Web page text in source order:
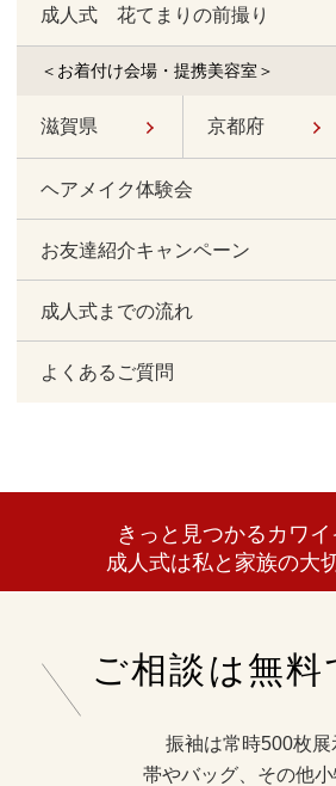
成人式 花てまりの前撮り
＜お着付け会場・提携美容室＞
滋賀県 京都府
ヘアメイク体験会
お友達紹介キャンペーン
成人式までの流れ
よくあるご質問
きっと見つかるカワ
成人式は私と家族の大
ご相談は無料
振袖は常時500枚展
帯やバッグ、その他